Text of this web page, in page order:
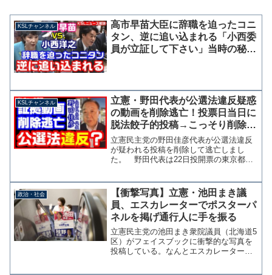
KSLチャンネル
高市早苗大臣に辞職を迫ったコニ
タン、逆に追い込まれる「小西委
員が立証して下さい」当時の秘書
KSLチャンネル
立憲・野田代表が公選法違反疑惑
の動画を削除逃亡！投票日当日に
脱法餃子的投稿→こっそり削除
【KSLチャンネル】
立憲民主党の野田佳彦代表が公選法違反
が疑われる投稿を削除して逃亡しまし
た。 野田代表は22日投開票の東京都議
は投票日当日の午前5時10分、しかも後方
で立憲民主党公認候補...
政治・社会
【衝撃写真】立憲・池田まき議
員、エスカレーターでポスターパ
ネルを掲げ通行人に手を振る
立憲民主党の池田まき衆院議員（北海道5
区）がフェイスブックに衝撃的な写真を
投稿している。なんとエスカレーターで